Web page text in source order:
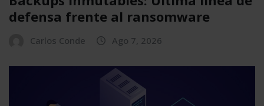
defensa frente al ransomware
Carlos Conde Ago 7, 2026